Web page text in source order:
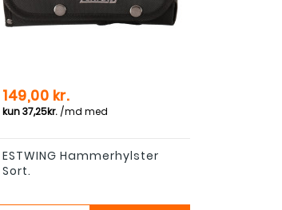
Pris
149,00 kr.
ESTWING Hammerhylster
Sort.